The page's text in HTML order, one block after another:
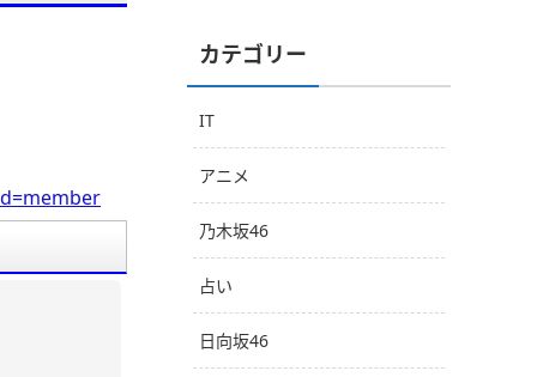
カテゴリー
IT
アニメ
乃木坂46
占い
日向坂46